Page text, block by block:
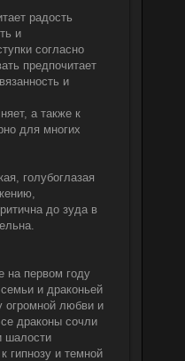
радость
и
согласно
предпочитает
и
а также к
для многих
голубоглазая
до зуда в
на первом году
и драконьей
огромной любви и
драконы сочли
шалости
гипнозу и темной